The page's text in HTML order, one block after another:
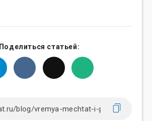
Поделиться статьей: